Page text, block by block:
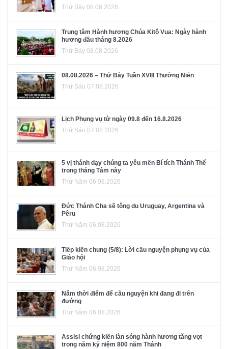
Thứ Bảy 08.08.2026
Trung tâm Hành hương Chúa Kitô Vua: Ngày hành
hương đầu tháng 8.2026
Thứ Bảy 08.08.2026
08.08.2026 – Thứ Bảy Tuần XVIII Thường Niên
Thứ Sáu 07.08.2026
Lịch Phụng vụ từ ngày 09.8 đến 16.8.2026
Thứ Sáu 07.08.2026
5 vị thánh dạy chúng ta yêu mến Bí tích Thánh Thể
trong tháng Tám này
Thứ Năm 06.08.2026
Đức Thánh Cha sẽ tông du Uruguay, Argentina và
Pêru
Thứ Năm 06.08.2026
Tiếp kiến chung (5/8): Lời cầu nguyện phụng vụ của
Giáo hội
Thứ Năm 06.08.2026
Năm thời điểm để cầu nguyện khi đang đi trên
đường
Thứ Năm 06.08.2026
Assisi chứng kiến làn sóng hành hương tăng vọt
trong năm kỷ niệm 800 năm Thánh